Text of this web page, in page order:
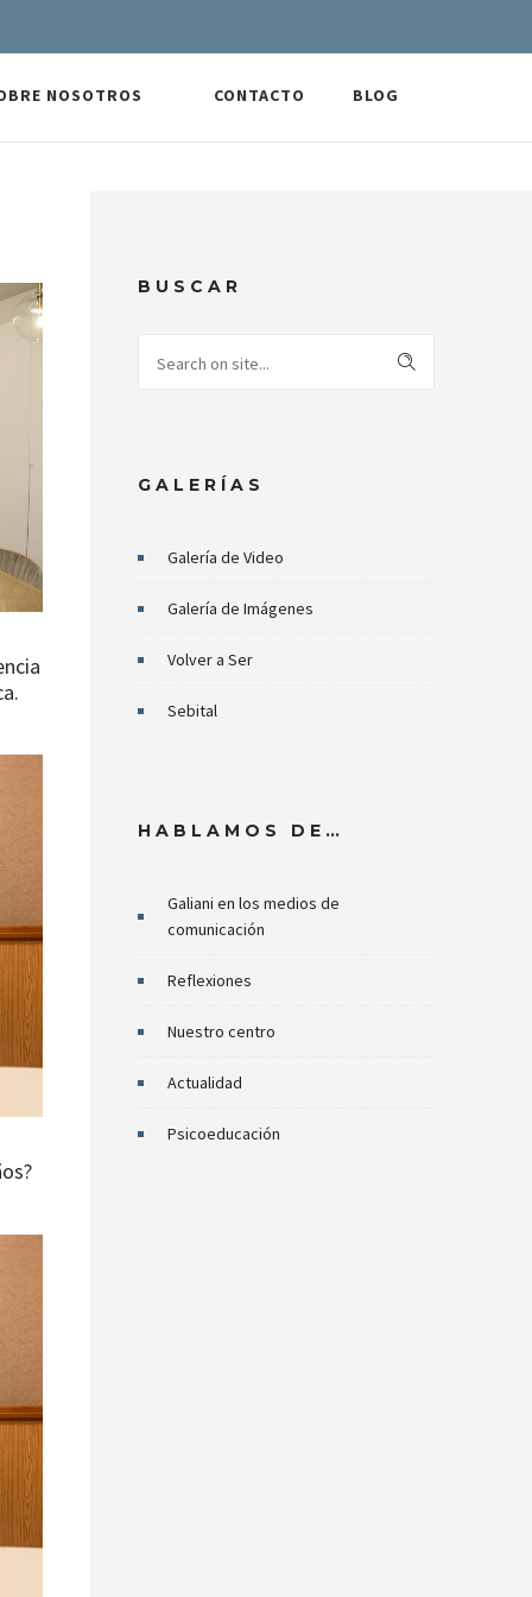
NOSOTROS CONTACTO BLOG
BUSCAR
GALERÍAS
Galería de Video
Galería de Imágenes
Volver a Ser
Sebital
HABLAMOS DE…
Galiani en los medios de
comunicación
Reflexiones
Nuestro centro
Actualidad
Psicoeducación